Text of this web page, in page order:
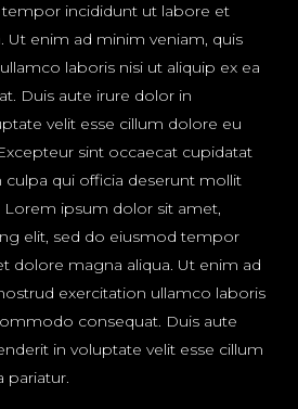
incididunt ut labore et
Ut enim ad minim veniam, quis
laboris nisi ut aliquip ex ea
Duis aute irure dolor in
velit esse cillum dolore eu
sint occaecat cupidatat
qui officia deserunt mollit
ipsum dolor sit amet,
elit, sed do eiusmod tempor
dolore magna aliqua. Ut enim ad
exercitation ullamco laboris
consequat. Duis aute
in voluptate velit esse cillum
pariatur.